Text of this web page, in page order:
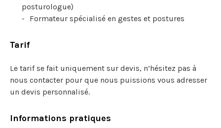
posturologue)
Formateur spécialisé en gestes et postures
Tarif
Le tarif se fait uniquement sur devis, n’hésitez pas à
nous contacter pour que nous puissions vous adresser
un devis personnalisé.
Informations pratiques